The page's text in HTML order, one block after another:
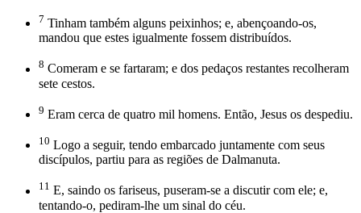
7 Tinham também alguns peixinhos; e, abençoando-os,
mandou que estes igualmente fossem distribuídos.
8 Comeram e se fartaram; e dos pedaços restantes recolheram
sete cestos.
9 Eram cerca de quatro mil homens. Então, Jesus os despediu.
10 Logo a seguir, tendo embarcado juntamente com seus
discípulos, partiu para as regiões de Dalmanuta.
11 E, saindo os fariseus, puseram-se a discutir com ele; e,
tentando-o, pediram-lhe um sinal do céu.